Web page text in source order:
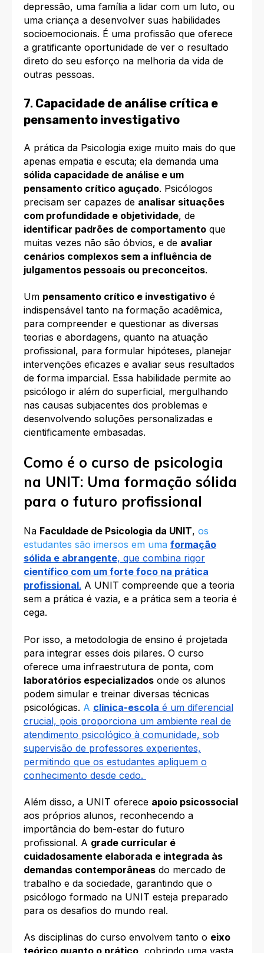
depressão, uma família a lidar com um luto, ou
uma criança a desenvolver suas habilidades
socioemocionais. É uma profissão que oferece
a gratificante oportunidade de ver o resultado
direto do seu esforço na melhoria da vida de
outras pessoas.
7. Capacidade de análise crítica e
pensamento investigativo
A prática da Psicologia exige muito mais do que
apenas empatia e escuta; ela demanda uma
sólida capacidade de análise e um
pensamento crítico aguçado. Psicólogos
precisam ser capazes de analisar situações
com profundidade e objetividade, de
identificar padrões de comportamento que
muitas vezes não são óbvios, e de avaliar
cenários complexos sem a influência de
julgamentos pessoais ou preconceitos.
Um pensamento crítico e investigativo é
indispensável tanto na formação acadêmica,
para compreender e questionar as diversas
teorias e abordagens, quanto na atuação
profissional, para formular hipóteses, planejar
intervenções eficazes e avaliar seus resultados
de forma imparcial. Essa habilidade permite ao
psicólogo ir além do superficial, mergulhando
nas causas subjacentes dos problemas e
desenvolvendo soluções personalizadas e
cientificamente embasadas.
Como é o curso de psicologia
na UNIT: Uma formação sólida
para o futuro profissional
Na Faculdade de Psicologia da UNIT, os
estudantes são imersos em uma formação
sólida e abrangente, que combina rigor
científico com um forte foco na prática
profissional. A UNIT compreende que a teoria
sem a prática é vazia, e a prática sem a teoria é
cega.
Por isso, a metodologia de ensino é projetada
para integrar esses dois pilares. O curso
oferece uma infraestrutura de ponta, com
laboratórios especializados onde os alunos
podem simular e treinar diversas técnicas
psicológicas. A clínica-escola é um diferencial
crucial, pois proporciona um ambiente real de
atendimento psicológico à comunidade, sob
supervisão de professores experientes,
permitindo que os estudantes apliquem o
conhecimento desde cedo.
Além disso, a UNIT oferece apoio psicossocial
aos próprios alunos, reconhecendo a
importância do bem-estar do futuro
profissional. A grade curricular é
cuidadosamente elaborada e integrada às
demandas contemporâneas do mercado de
trabalho e da sociedade, garantindo que o
psicólogo formado na UNIT esteja preparado
para os desafios do mundo real.
As disciplinas do curso envolvem tanto o eixo